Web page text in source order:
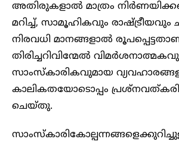
അതിരുകളാൽ മാത്രം
മറിച്ച്, സാമൂഹികവും രാഷ്ട്രീയവും
നിരവധി മാനങ്ങളാൽ
തിരിച്ചറിവിന്മേൽ
സാംസ്കാരികവുമായ
കാലികതയോടൊപ്പം
ചെയ്തു.